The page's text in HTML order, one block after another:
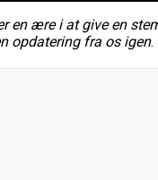
ære i at give en
opdatering fra os igen.